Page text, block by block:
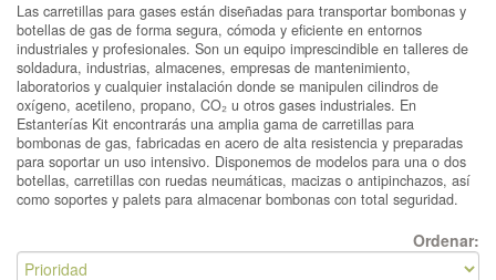
Las carretillas para gases están diseñadas para transportar bombonas y
botellas de gas de forma segura, cómoda y eficiente en entornos
industriales y profesionales. Son un equipo imprescindible en talleres de
soldadura, industrias, almacenes, empresas de mantenimiento,
laboratorios y cualquier instalación donde se manipulen cilindros de
oxígeno, acetileno, propano, CO₂ u otros gases industriales. En
Estanterías Kit encontrarás una amplia gama de carretillas para
bombonas de gas, fabricadas en acero de alta resistencia y preparadas
para soportar un uso intensivo. Disponemos de modelos para una o dos
botellas, carretillas con ruedas neumáticas, macizas o antipinchazos, así
como soportes y palets para almacenar bombonas con total seguridad.
Ordenar: